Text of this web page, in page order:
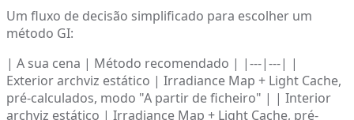
Um fluxo de decisão simplificado para escolher um
método GI:
| A sua cena | Método recomendado | |---|---| |
Exterior archviz estático | Irradiance Map + Light Cache,
pré-calculados, modo "A partir de ficheiro" | | Interior
archviz estático | Irradiance Map + Light Cache, pré-